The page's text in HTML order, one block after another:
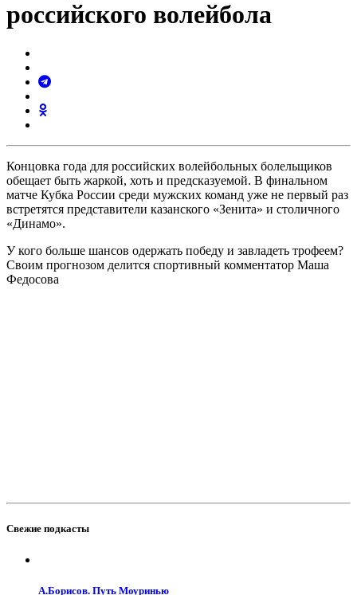
российского волейбола
Концовка года для российских волейбольных болельщиков
обещает быть жаркой, хоть и предсказуемой. В финальном
матче Кубка России среди мужских команд уже не первый раз
встретятся представители казанского «Зенита» и столичного
«Динамо».
У кого больше шансов одержать победу и завладеть трофеем?
Своим прогнозом делится спортивный комментатор Маша
Федосова
Свежие подкасты
А.Борисов. Путь Моуринью